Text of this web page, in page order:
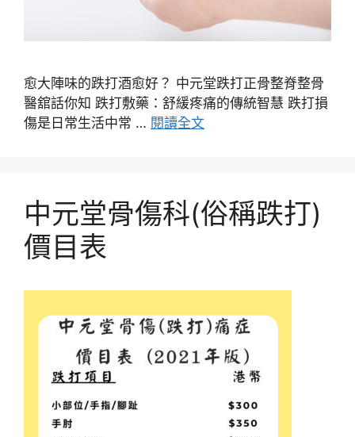
愈大陣味的跌打酒愈好？ 中元堂跌打正骨整脊整骨
醫舘話你知 跌打敷藥：舒緩疼痛的傳統智慧 跌打損
傷是日常生活中常 … 閱讀全文
中元堂骨傷科(俗稱跌打)
價目表